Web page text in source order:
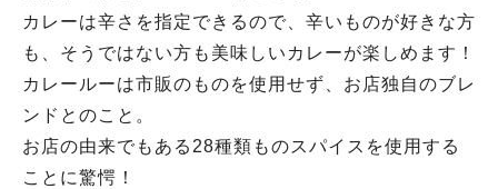
カレーは辛さを指定できるので、辛いものが好きな方
も、そうではない方も美味しいカレーが楽しめます！
カレールーは市販のものを使用せず、お店独自のブレ
ンドとのこと。
お店の由来でもある28種類ものスパイスを使用する
ことに驚愕！